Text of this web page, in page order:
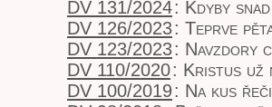
DV 131/2024: Kdyby
DV 126/2023: Teprve
DV 123/2023: Navzdory
DV 110/2020: Kristus už
DV 100/2019: Na kus